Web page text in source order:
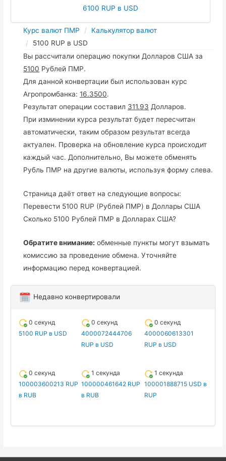
6100 RUP в USD
Курс валют ПМР
Калькулятор валют
5100 RUP в USD
Вы рассчитали операцию покупки Долларов США за
5100 Рублей ПМР.
Для данной конвертации был использован курс
Агропромбанка:16.3500.
Результат операции составил 311.93 Долларов.
При изминении курса результат будет пересчитан
автоматически, таким образом результат всегда
актуален. Проверка на обновление курса происходит
каждый час. Дополнительно, Вы можете обменять
Рубль ПМР на другие валюты, используя форму слева.
Страница даёт ответ на следующие вопросы:
Перевести 5100 RUP (Рублей ПМР) в Доллары США
Сколько 5100 Рублей ПМР в Долларах США?
Обратите внимание: обменные пункты могут взымать
комиссию за проведение обмена. Уточняйте
информацию перед конвертацией.
Недавно конвертировали
0 секунд
5100 RUP в USD
0 секунд
4000072444706
RUP в USD
0 секунд
4000060613301
RUP в USD
0 секунд
100003600213 RUP
в RUB
1 секунда
100000461642 RUP
в RUB
1 секунда
100001888715 USD в
RUP